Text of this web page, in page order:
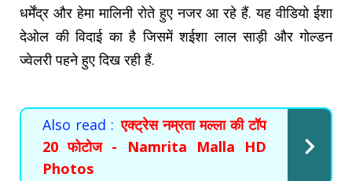
धर्मेंद्र और हेमा मालिनी रोते हुए नजर आ रहे हैं. यह वीडियो ईशा
देओल की विदाई का है जिसमें शईशा लाल साड़ी और गोल्डन
ज्वेलरी पहने हुए दिख रही हैं.
Also read : एक्ट्रेस नम्रता मल्ला की टॉप
20 फोटोज - Namrita Malla HD
Photos